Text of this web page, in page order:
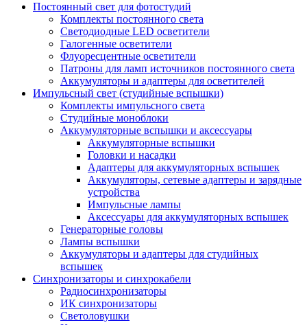
Постоянный свет для фотостудий
Комплекты постоянного света
Светодиодные LED осветители
Галогенные осветители
Флуоресцентные осветители
Патроны для ламп источников постоянного света
Аккумуляторы и адаптеры для осветителей
Импульсный свет (студийные вспышки)
Комплекты импульсного света
Студийные моноблоки
Аккумуляторные вспышки и аксессуары
Аккумуляторные вспышки
Головки и насадки
Адаптеры для аккумуляторных вспышек
Аккумуляторы, сетевые адаптеры и зарядные
устройства
Импульсные лампы
Аксессуары для аккумуляторных вспышек
Генераторные головы
Лампы вспышки
Аккумуляторы и адаптеры для студийных
вспышек
Синхронизаторы и синхрокабели
Радиосинхронизаторы
ИК синхронизаторы
Светоловушки